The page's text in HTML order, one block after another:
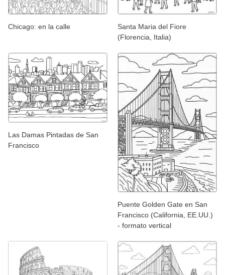
Chicago: en la calle
Santa Maria del Fiore
(Florencia, Italia)
Las Damas Pintadas de San
Francisco
Puente Golden Gate en San
Francisco (California, EE.UU.)
- formato vertical